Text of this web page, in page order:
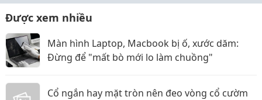
Được xem nhiều
Màn hình Laptop, Macbook bị ố, xước dăm:
Đừng để "mất bò mới lo làm chuồng"
Cổ ngắn hay mặt tròn nên đeo vòng cổ cườm